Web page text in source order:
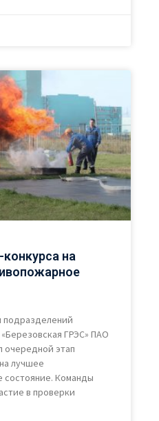
на
подразделений
ГРЭС» ПАО
этап
лучшее
состояние. Команды
в проверки